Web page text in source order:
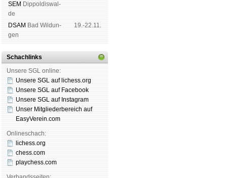
SEM Dip­pol­dis­wal­
de
DSAM Bad Wil­dun­
gen
19.-22.11.
Schachlinks
Unsere SGL online:
Unsere SGL auf li­chess.org
Unsere SGL auf Face­book
Unsere SGL auf Insta­gram
Unser Mitgliederbereich auf
EasyVerein.com
Onlineschach:
lichess.org
chess.com
playchess.com